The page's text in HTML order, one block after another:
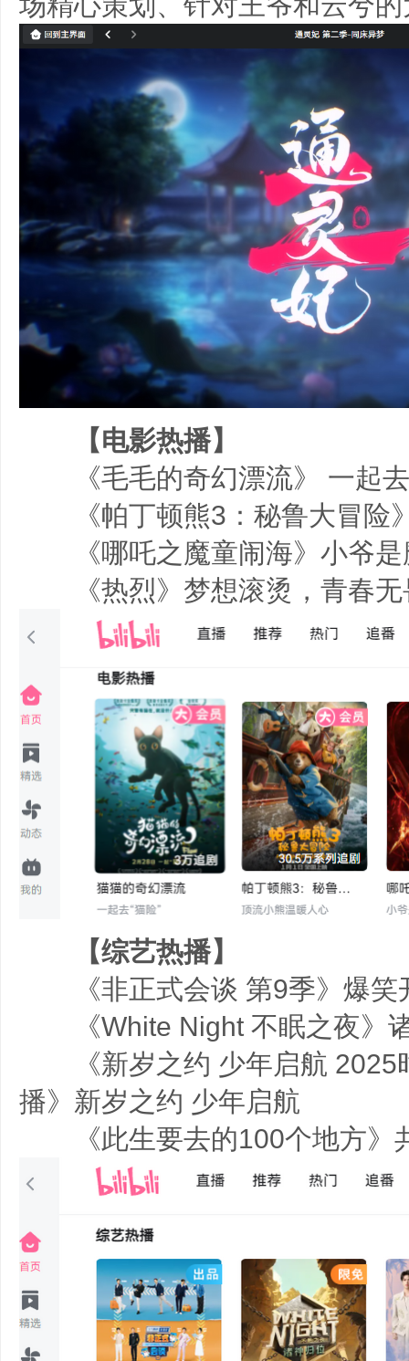
【电影热播】
《毛毛的奇幻漂流》 一起去
《帕丁顿熊3：秘鲁大冒险
《哪吒之魔童闹海》小爷是
《热烈》梦想滚烫，青春无
【综艺热播】
《非正式会谈 第9季》爆笑
《White Night 不眠之夜》
《新岁之约 少年启航 2025
播》新岁之约 少年启航
《此生要去的100个地方》